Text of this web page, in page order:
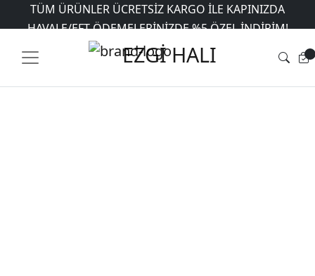
TÜM ÜRÜNLER ÜCRETSIZ KARGO İLE KAPINIZDA
HAVALE/EFT ÖDEMELERINIZDE %5 ÖZEL INDIRIM!
6 AYA VARAN TAKSIT İMKANI
EZGİ HALI
Ana Sayfa/Blog/ Halı Bakımı Nasıl Yapılır